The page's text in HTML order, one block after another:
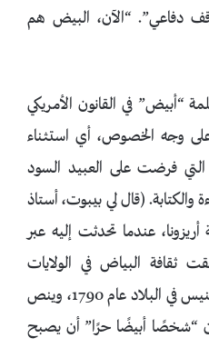
دفاعي”. “الآن، البيض هم
“أبيض” في القانون الأمريكي
على وجه الخصوص، أي استثناء
فرضت على العبيد السود
والكتابة. (قال لي بيبوت، أستاذ
أريزونا، عندما تحدثت إليه عبر
ثقافة البياض في الولايات
المتحدة”. صدر أول قانون للتجنيس في البلاد عام 1790، وينص
“شخصًا أبيضًا حرًا” أن يصبح